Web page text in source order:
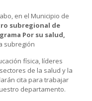
en el Municipio de
subregional de
Por su salud,
subregión
física, líderes
de la salud y la
cita para trabajar
departamento.